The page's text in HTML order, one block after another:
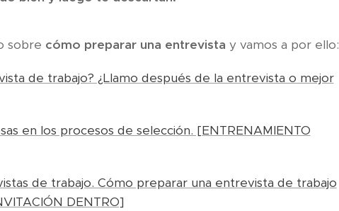
sobre cómo preparar una entrevista y vamos a por ello:
de trabajo? ¿Llamo después de la entrevista o mejor
en los procesos de selección. [ENTRENAMIENTO
de trabajo. Cómo preparar una entrevista de trabajo
DENTRO]